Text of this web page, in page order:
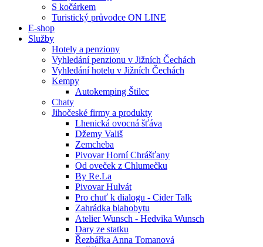
S kočárkem
Turistický průvodce ON LINE
E-shop
Služby
Hotely a penziony
Vyhledání penzionu v Jižních Čechách
Vyhledání hotelu v Jižních Čechách
Kempy
Autokemping Štilec
Chaty
Jihočeské firmy a produkty
Lhenická ovocná šťáva
Džemy Vališ
Zemcheba
Pivovar Horní Chrášťany
Od oveček z Chlumečku
By Re.La
Pivovar Hulvát
Pro chuť k dialogu - Cider Talk
Zahrádka blahobytu
Atelier Wunsch - Hedvika Wunsch
Dary ze statku
Řezbářka Anna Tomanová